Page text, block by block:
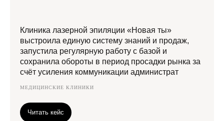
Клиника лазерной эпиляции «Новая ты»
выстроила единую систему знаний и продаж,
запустила регулярную работу с базой и
сохранила обороты в период просадки рынка за
счёт усиления коммуникации администрат
МЕДИЦИНСКИЕ КЛИНИКИ
Читать кейс